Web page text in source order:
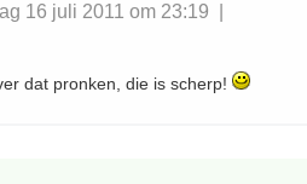
16 juli 2011 om 23:19 |
dat pronken, die is scherp!